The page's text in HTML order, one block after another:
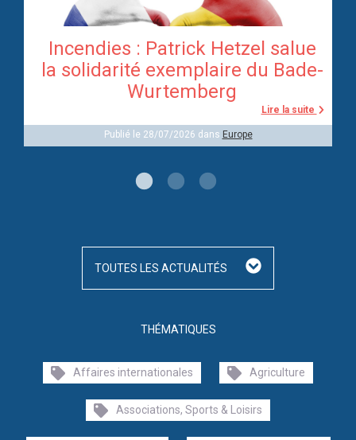
Incendies : Patrick Hetzel salue
la solidarité exemplaire du Bade-
Wurtemberg
Lire la suite
Publié le 28/07/2026 dans Europe
THÉMATIQUES
Affaires internationales Agriculture
Associations, Sports & Loisirs
TOUTES LES ACTUALITÉS